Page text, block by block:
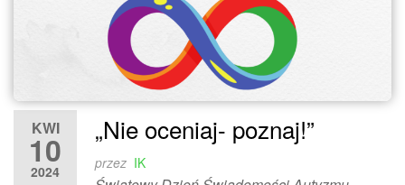
KWI
10
2024
„Nie oceniaj- poznaj!”
przez IK